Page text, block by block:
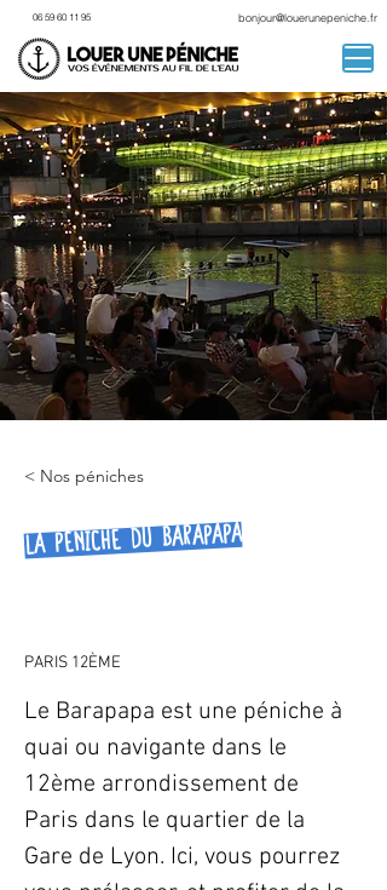
06 59 60 11 95 bonjour@louerunepeniche.fr
< Nos péniches
La Péniche du Barapapa
PARIS 12ÈME
Le Barapapa est une péniche à
quai ou navigante dans le
12ème arrondissement de
Paris dans le quartier de la
Gare de Lyon. Ici, vous pourrez